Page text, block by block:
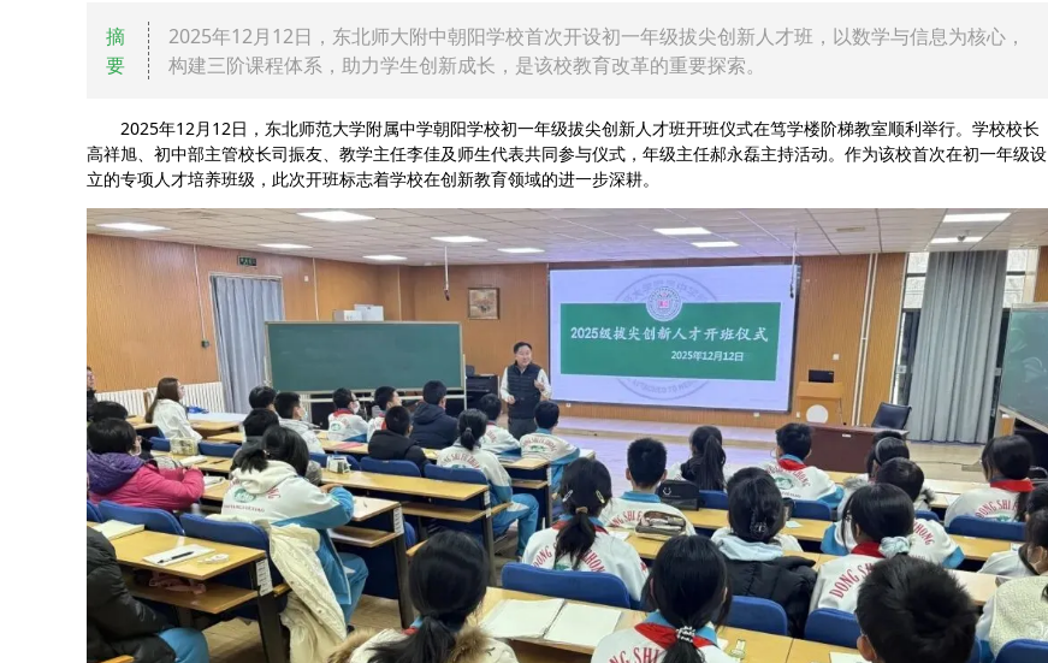
摘
要
2025年12月12日，东北师大附中朝阳学校首次开设初一年级拔尖创新人才班，以数学与信息为核心，
构建三阶课程体系，助力学生创新成长，是该校教育改革的重要探索。
2025年12月12日，东北师范大学附属中学朝阳学校初一年级拔尖创新人才班开班仪式在笃学楼阶梯教室顺利举行。学校校长
高祥旭、初中部主管校长司振友、教学主任李佳及师生代表共同参与仪式，年级主任郝永磊主持活动。作为该校首次在初一年级设
立的专项人才培养班级，此次开班标志着学校在创新教育领域的进一步深耕。